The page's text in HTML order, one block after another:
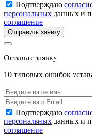
Подтверждаю
персональных данных и
соглашение
Отправить заявку
Оставьте заявку
10 типовых ошибок
Подтверждаю
персональных данных и
соглашение